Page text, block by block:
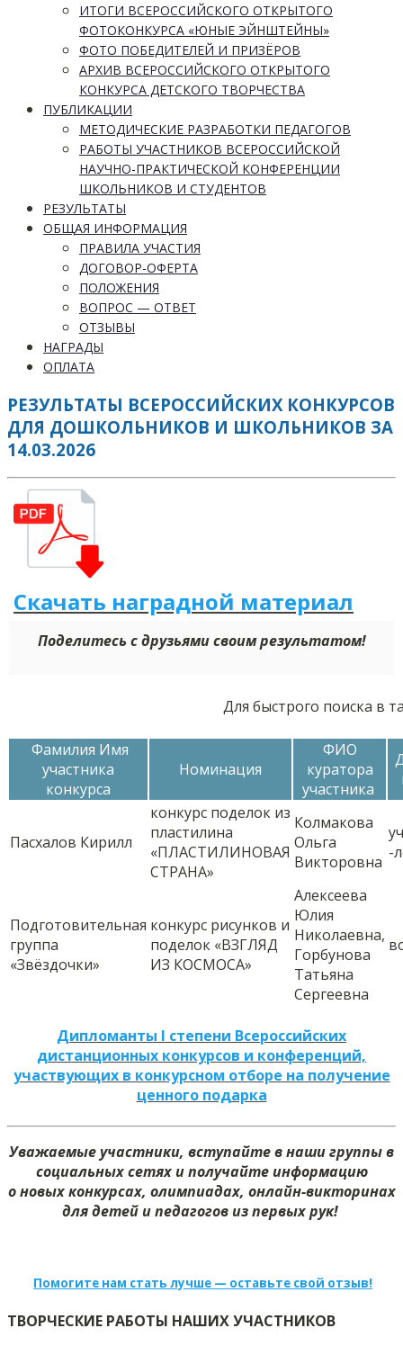
ИТОГИ ВСЕРОССИЙСКОГО ОТКРЫТОГО
ФОТОКОНКУРСА «ЮНЫЕ ЭЙНШТЕЙНЫ»
ФОТО ПОБЕДИТЕЛЕЙ И ПРИЗЁРОВ
АРХИВ ВСЕРОССИЙСКОГО ОТКРЫТОГО
КОНКУРСА ДЕТСКОГО ТВОРЧЕСТВА
ПУБЛИКАЦИИ
МЕТОДИЧЕСКИЕ РАЗРАБОТКИ ПЕДАГОГОВ
РАБОТЫ УЧАСТНИКОВ ВСЕРОССИЙСКОЙ
НАУЧНО-ПРАКТИЧЕСКОЙ КОНФЕРЕНЦИИ
ШКОЛЬНИКОВ И СТУДЕНТОВ
РЕЗУЛЬТАТЫ
ОБЩАЯ ИНФОРМАЦИЯ
ПРАВИЛА УЧАСТИЯ
ДОГОВОР-ОФЕРТА
ПОЛОЖЕНИЯ
ВОПРОС — ОТВЕТ
ОТЗЫВЫ
НАГРАДЫ
ОПЛАТА
РЕЗУЛЬТАТЫ ВСЕРОССИЙСКИХ КОНКУРСОВ
ДЛЯ ДОШКОЛЬНИКОВ И ШКОЛЬНИКОВ ЗА
14.03.2026
Скачать наградной материал
Поделитесь с друзьями своим результатом!
Для быстрого поиска в
Фамилия Имя
участника
конкурса
Номинация
ФИО
куратора
участника
Пасхалов Кирилл
конкурс поделок из
пластилина
«ПЛАСТИЛИНОВАЯ
СТРАНА»
Колмакова
Ольга
Викторовна -
Подготовительная
группа
«Звёздочки»
конкурс рисунков и
поделок «ВЗГЛЯД
ИЗ КОСМОСА»
Алексеева
Юлия
Николаевна,
Горбунова
Татьяна
Сергеевна
Дипломанты I степени Всероссийских
дистанционных конкурсов и конференций,
участвующих в конкурсном отборе на получение
ценного подарка
Уважаемые участники, вступайте в наши группы в
социальных сетях и получайте информацию
о новых конкурсах, олимпиадах, онлайн-викторинах
для детей и педагогов из первых рук!
Помогите нам стать лучше — оставьте свой отзыв!
ТВОРЧЕСКИЕ РАБОТЫ НАШИХ УЧАСТНИКОВ